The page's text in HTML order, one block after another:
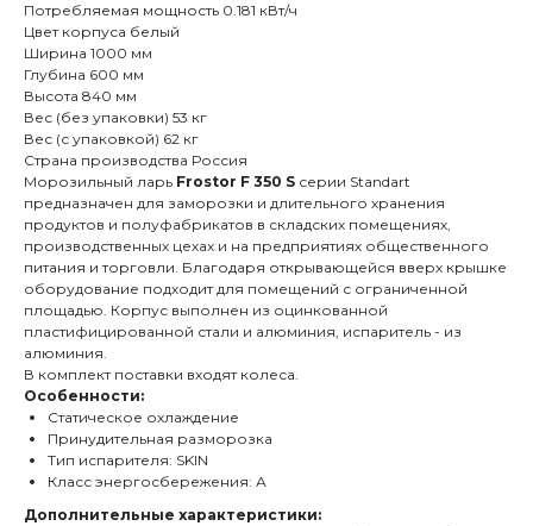
Потребляемая мощность 0.181 кВт/ч
Цвет корпуса белый
Ширина 1000 мм
Глубина 600 мм
Высота 840 мм
Вес (без упаковки) 53 кг
Вес (с упаковкой) 62 кг
Страна производства Россия
Морозильный ларь Frostor F 350 S серии Standart
предназначен для заморозки и длительного хранения
продуктов и полуфабрикатов в складских помещениях,
производственных цехах и на предприятиях общественного
питания и торговли. Благодаря открывающейся вверх крышке
оборудование подходит для помещений с ограниченной
площадью. Корпус выполнен из оцинкованной
пластифицированной стали и алюминия, испаритель - из
алюминия.
В комплект поставки входят колеса.
Особенности:
Статическое охлаждение
Принудительная разморозка
Тип испарителя: SKIN
Класс энергосбережения: А
Дополнительные характеристики: